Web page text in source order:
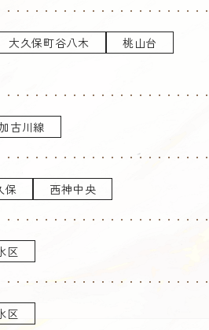
大久保町谷八木 桃山台
古川線
保 西神中央
区
区